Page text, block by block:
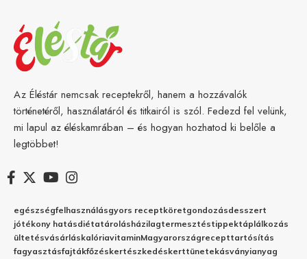
Az Éléstár nemcsak receptekről, hanem a hozzávalók
történetéről, használatáról és titkairól is szól. Fedezd fel velünk,
mi lapul az éléskamrában – és hogyan hozhatod ki belőle a
legtöbbet!
egészségfelhasználásgyors receptköretgondozásdesszert
jótékony hatásdiétatárolásházilagtermesztéstippektáplálkozás
ültetésvásárláskalóriavitaminMagyarországrecepttartósítás
fagyasztásfajtákfőzéskertészkedéskerttünetekásványianyag